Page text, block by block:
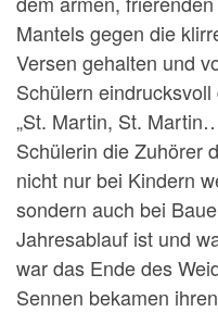
Mantels gegen die
Versen gehalten und
Schülern
„St. Martin, St.
Schülerin die Zuhörer
nicht nur bei Kindern
sondern auch bei
Jahresablauf ist und
war das Ende des
Sennen bekamen